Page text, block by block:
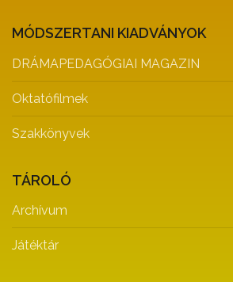
MÓDSZERTANI KIADVÁNYOK
DRÁMAPEDAGÓGIAI MAGAZIN
Oktatófilmek
Szakkönyvek
TÁROLÓ
Archívum
Játéktár